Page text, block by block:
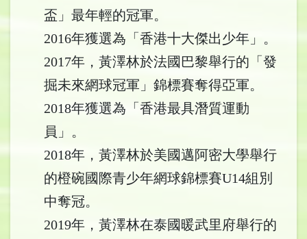
盃」最年輕的冠軍。
2016年獲選為「香港十大傑出少年」。
2017年，黃澤林於法國巴黎舉行的「發
掘未來網球冠軍」錦標賽奪得亞軍。
2018年獲選為「香港最具潛質運動
員」。
2018年，黃澤林於美國邁阿密大學舉行
的橙碗國際青少年網球錦標賽U14組別
中奪冠。
2019年，黃澤林在泰國暖武里府舉行的